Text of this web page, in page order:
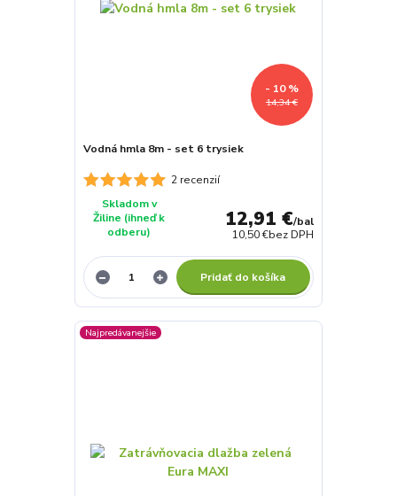
14,34 €
- 10 %
2 recenzií
Vodná hmla 8m - set 6 trysiek
12,91 €/bal
10,50 €bez DPH
Skladom v
Žiline (ihneď k
odberu)
Pridať do košíka
Najpredávanejšie